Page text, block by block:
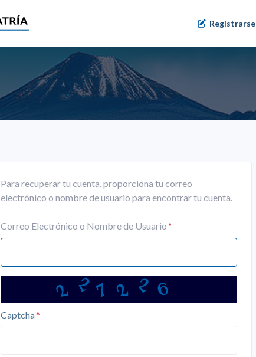
Registrarse
Para recuperar tu cuenta, proporciona tu correo
electrónico o nombre de usuario para encontrar tu cuenta.
Correo Electrónico o Nombre de Usuario
227226
Captcha